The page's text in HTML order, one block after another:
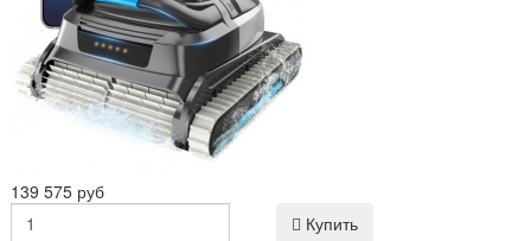
139 575 руб
Купить